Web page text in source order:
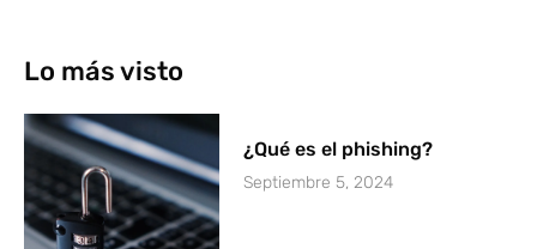
Lo más visto
¿Qué es el phishing?
Septiembre 5, 2024